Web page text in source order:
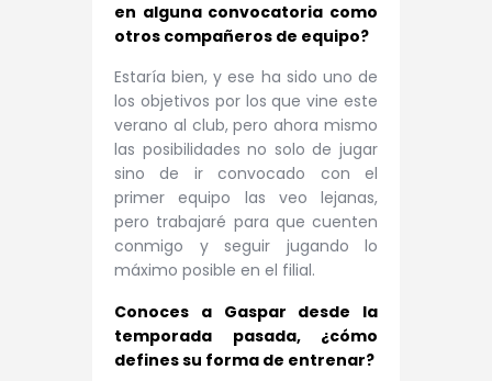
en alguna convocatoria como
otros compañeros de equipo?
Estaría bien, y ese ha sido uno de
los objetivos por los que vine este
verano al club, pero ahora mismo
las posibilidades no solo de jugar
sino de ir convocado con el
primer equipo las veo lejanas,
pero trabajaré para que cuenten
conmigo y seguir jugando lo
máximo posible en el filial.
Conoces a Gaspar desde la
temporada pasada, ¿cómo
defines su forma de entrenar?